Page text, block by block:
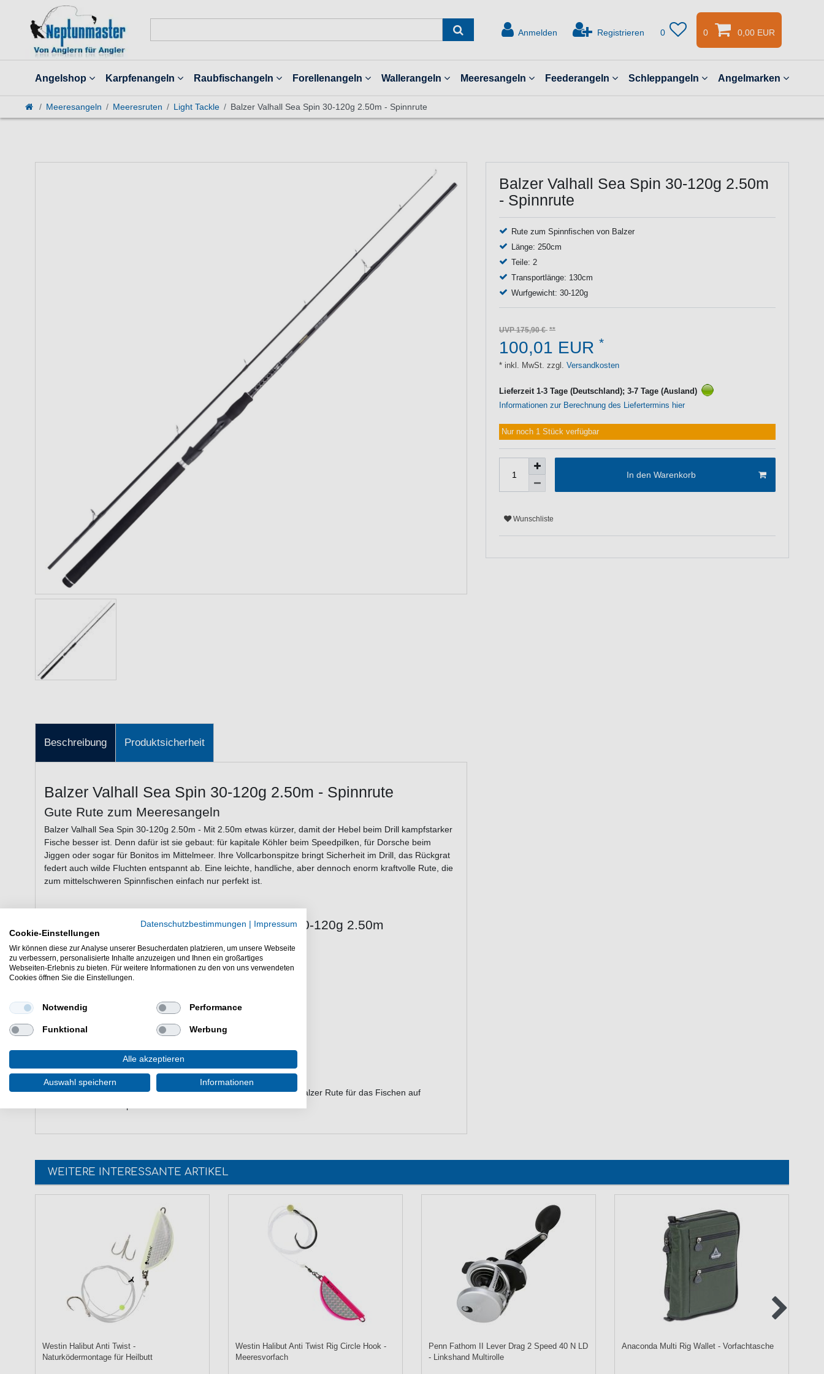
Anmelden Registrieren 0 0 0,00 EUR
Angelshop Karpfenangeln Raubfischangeln Forellenangeln Wallerangeln Meeresangeln Feederangeln Schleppangeln Angelmarken
Meeresangeln Meeresruten Light Tackle Balzer Valhall Sea Spin 30-120g 2.50m - Spinnrute
Balzer Valhall Sea Spin 30-120g 2.50m
- Spinnrute
Rute zum Spinnfischen von Balzer
Länge: 250cm
Teile: 2
Transportlänge: 130cm
Wurfgewicht: 30-120g
UVP 175,90 €
100,01 EUR *
* inkl. MwSt. zzgl. Versandkosten
Lieferzeit 1-3 Tage (Deutschland); 3-7 Tage (Ausland)
Informationen zur Berechnung des Liefertermins hier
Nur noch 1 Stück verfügbar
In den Warenkorb
Wunschliste
Beschreibung Produktsicherheit
Balzer Valhall Sea Spin 30-120g 2.50m - Spinnrute
Gute Rute zum Meeresangeln
Balzer Valhall Sea Spin 30-120g 2.50m - Mit 2.50m etwas kürzer, damit der Hebel beim Drill kampfstarker
Fische besser ist. Denn dafür ist sie gebaut: für kapitale Köhler beim Speedpilken, für Dorsche beim
Jiggen oder sogar für Bonitos im Mittelmeer. Ihre Vollcarbonspitze bringt Sicherheit im Drill, das Rückgrat
federt auch wilde Fluchten entspannt ab. Eine leichte, handliche, aber dennoch enorm kraftvolle Rute, die
zum mittelschweren Spinnfischen einfach nur perfekt ist.
Eigenschaften der Balzer Valhall Sea Spin 30-120g 2.50m
Länge: 250cm
Teile: 2
Transportlänge: 130cm
Gewicht: 280g
Spitzenteile aus super belastbarem Vollcarbon
FUJI Rollenhalter
Schlanker Duplongriff
Günstig Valhall Sea Spin 30-120g 2.50m online kaufen & sparen. Balzer Rute für das Fischen auf
WEITERE INTERESSANTE ARTIKEL
Westin Halibut Anti Twist -
Naturködermontage für Heilbutt
Westin Halibut Anti Twist Rig Circle Hook -
Meeresvorfach
Penn Fathom II Lever Drag 2 Speed 40 N LD
- Linkshand Multirolle
Anaconda Multi Rig Wallet - Vorfachtasche
Datenschutzbestimmungen | Impressum
Cookie-Einstellungen
Wir können diese zur Analyse unserer Besucherdaten platzieren, um unsere Webseite
zu verbessern, personalisierte Inhalte anzuzeigen und Ihnen ein großartiges
Webseiten-Erlebnis zu bieten. Für weitere Informationen zu den von uns verwendeten
Cookies öffnen Sie die Einstellungen.
Notwendig Performance
Funktional Werbung
Alle akzeptieren
Auswahl speichern Informationen